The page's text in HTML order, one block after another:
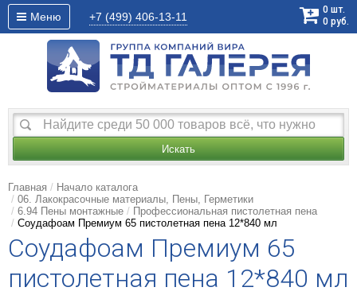
Меню +7 (499) 406-13-11
0 шт.
0 руб.
Искать
Главная
Начало каталога
06. Лакокрасочные материалы, Пены, Герметики
6.94 Пены монтажные
Профессиональная пистолетная пена
Соудафоам Премиум 65 пистолетная пена 12*840 мл
Соудафоам Премиум 65
пистолетная пена 12*840 мл